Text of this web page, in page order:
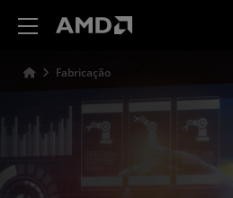
Fabricação